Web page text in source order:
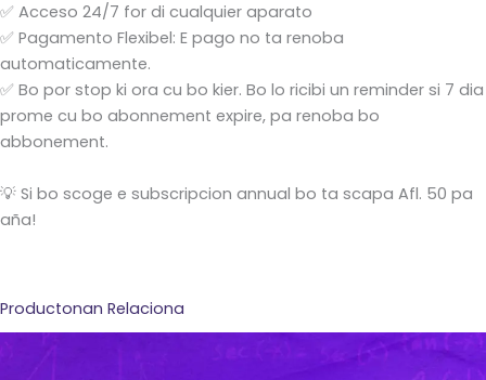
✅ Acceso 24/7 for di cualquier aparato
✅ Pagamento Flexibel: E pago no ta renoba
automaticamente.
✅ Bo por stop ki ora cu bo kier. Bo lo ricibi un reminder si 7 dia
prome cu bo abonnement expire, pa renoba bo
abbonement.
💡 Si bo scoge e subscripcion annual bo ta scapa Afl. 50 pa
aña!
Productonan Relaciona